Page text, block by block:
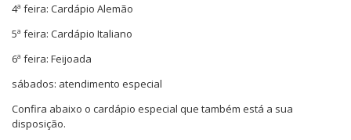
4ª feira: Cardápio Alemão
5ª feira: Cardápio Italiano
6ª feira: Feijoada
sábados: atendimento especial
Confira abaixo o cardápio especial que também está a sua
disposição.